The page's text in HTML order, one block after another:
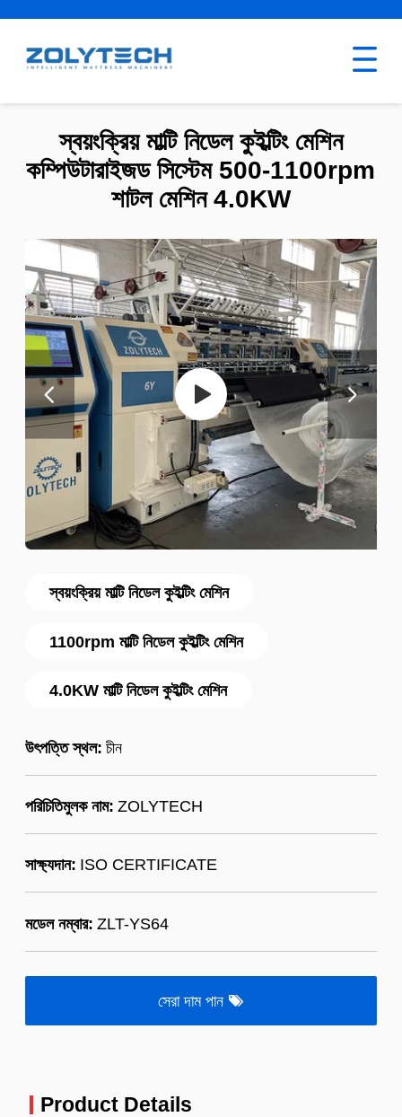
স্বয়ংক্রিয় মাল্টি নিডেল কুইল্টিং মেশিন
1100rpm মাল্টি নিডেল কুইল্টিং মেশিন
4.0KW মাল্টি নিডেল কুইল্টিং মেশিন
উৎপত্তি স্থল: চীন
পরিচিতিমুলক নাম: ZOLYTECH
সাক্ষ্যদান: ISO CERTIFICATE
মডেল নম্বার: ZLT-YS64
সেরা দাম পান
স্বয়ংক্রিয় মাল্টি নিডেল কুইল্টিং মেশিন
কম্পিউটারাইজড সিস্টেম 500-1100rpm
শাটল মেশিন 4.0KW
Product Details